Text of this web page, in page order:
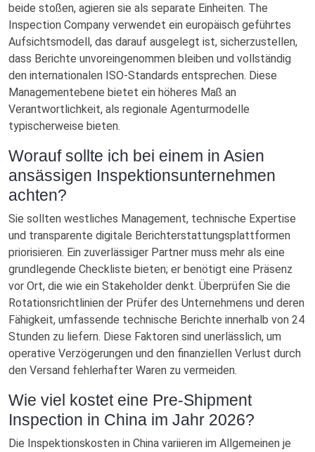
beide stoßen, agieren sie als separate Einheiten. The
Inspection Company verwendet ein europäisch geführtes
Aufsichtsmodell, das darauf ausgelegt ist, sicherzustellen,
dass Berichte unvoreingenommen bleiben und vollständig
den internationalen ISO-Standards entsprechen. Diese
Managementebene bietet ein höheres Maß an
Verantwortlichkeit, als regionale Agenturmodelle
typischerweise bieten.
Worauf sollte ich bei einem in Asien
ansässigen Inspektionsunternehmen
achten?
Sie sollten westliches Management, technische Expertise
und transparente digitale Berichterstattungsplattformen
priorisieren. Ein zuverlässiger Partner muss mehr als eine
grundlegende Checkliste bieten; er benötigt eine Präsenz
vor Ort, die wie ein Stakeholder denkt. Überprüfen Sie die
Rotationsrichtlinien der Prüfer des Unternehmens und deren
Fähigkeit, umfassende technische Berichte innerhalb von 24
Stunden zu liefern. Diese Faktoren sind unerlässlich, um
operative Verzögerungen und den finanziellen Verlust durch
den Versand fehlerhafter Waren zu vermeiden.
Wie viel kostet eine Pre-Shipment
Inspection in China im Jahr 2026?
Die Inspektionskosten in China variieren im Allgemeinen je